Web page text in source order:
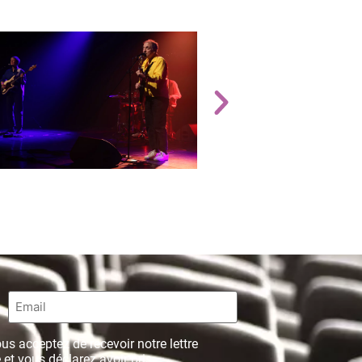
Email
acceptez de recevoir notre lettre